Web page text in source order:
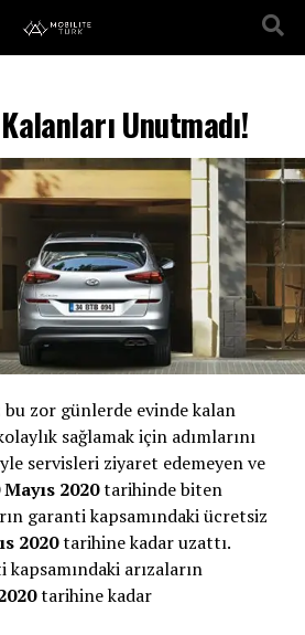
Unutmadı!
bu zor günlerde evinde kalan
sağlamak için adımlarını
servisleri ziyaret edemeyen ve
2020tarihinde biten
garanti kapsamındaki ücretsiz
2020tarihine kadar uzattı.
arızaların
tarihine kadar